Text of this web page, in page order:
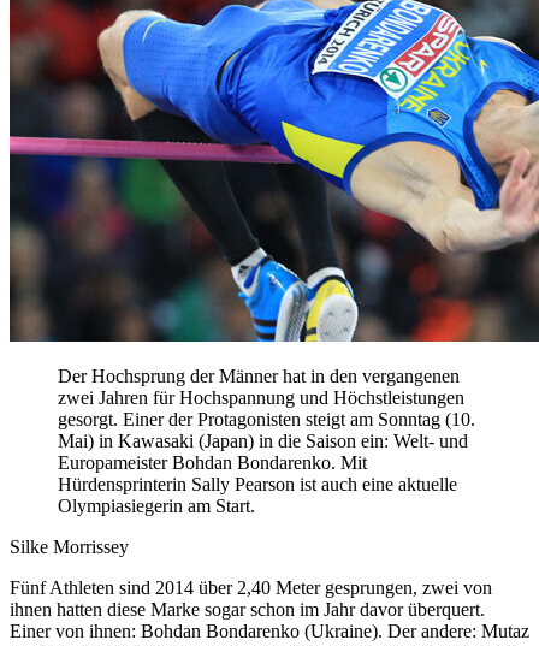
Der Hochsprung der Männer hat in den vergangenen
zwei Jahren für Hochspannung und Höchstleistungen
gesorgt. Einer der Protagonisten steigt am Sonntag (10.
Mai) in Kawasaki (Japan) in die Saison ein: Welt- und
Europameister Bohdan Bondarenko. Mit
Hürdensprinterin Sally Pearson ist auch eine aktuelle
Olympiasiegerin am Start.
Silke Morrissey
Fünf Athleten sind 2014 über 2,40 Meter gesprungen, zwei von
ihnen hatten diese Marke sogar schon im Jahr davor überquert.
Einer von ihnen: Bohdan Bondarenko (Ukraine). Der andere: Mutaz